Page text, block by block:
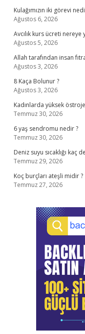
Kulağımızın iki görevi
Ağustos 6, 2026
Avcılık kurs ücreti nereye
Ağustos 5, 2026
Allah tarafından insan
Ağustos 3, 2026
8 Kaça Bolunur ?
Ağustos 3, 2026
Kadınlarda yüksek
Temmuz 30, 2026
6 yaş sendromu nedir ?
Temmuz 30, 2026
Deniz suyu sıcaklığı kaç
Temmuz 29, 2026
Koç burçları ateşli midir ?
Temmuz 27, 2026